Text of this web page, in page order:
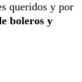
queridos y por
boleros y